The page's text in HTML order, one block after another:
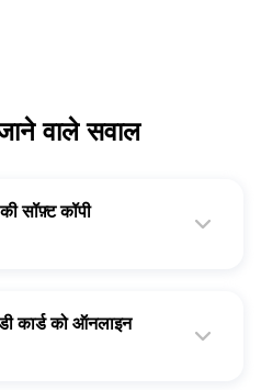
वाले सवाल
सॉफ़्ट कॉपी
कार्ड को ऑनलाइन